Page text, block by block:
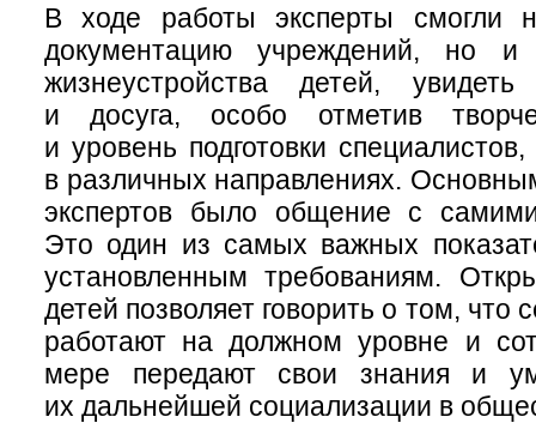
В ходе работы эксперты смогли
документацию учреждений, но и
жизнеустройства детей,
и досуга, особо отметив
и уровень подготовки
в различных направлениях.
экспертов было общение с
Это один из самых важных
установленным требованиям.
детей позволяет говорить о том, что
работают на должном уровне и
мере передают свои знания и
их дальнейшей социализации в